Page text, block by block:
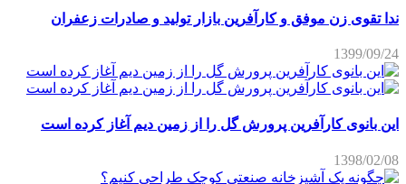
ندا تقوی زن موفق و کارآفرین بازار تولید و صادرات زعفران
1399/09/24
این بانوی کارآفرین پرورش گل را از زمین دیم آغاز کرده است
1398/02/08